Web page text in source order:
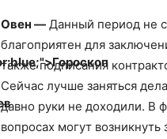
Овен — Данный период не
благоприятен для
также подписания
Сейчас лучше заняться
давно руки не доходили. В
вопросах могут возникнуть